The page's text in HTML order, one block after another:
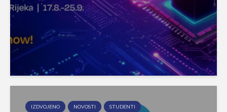
IZDVOJENO NOVOSTI STUDENTI